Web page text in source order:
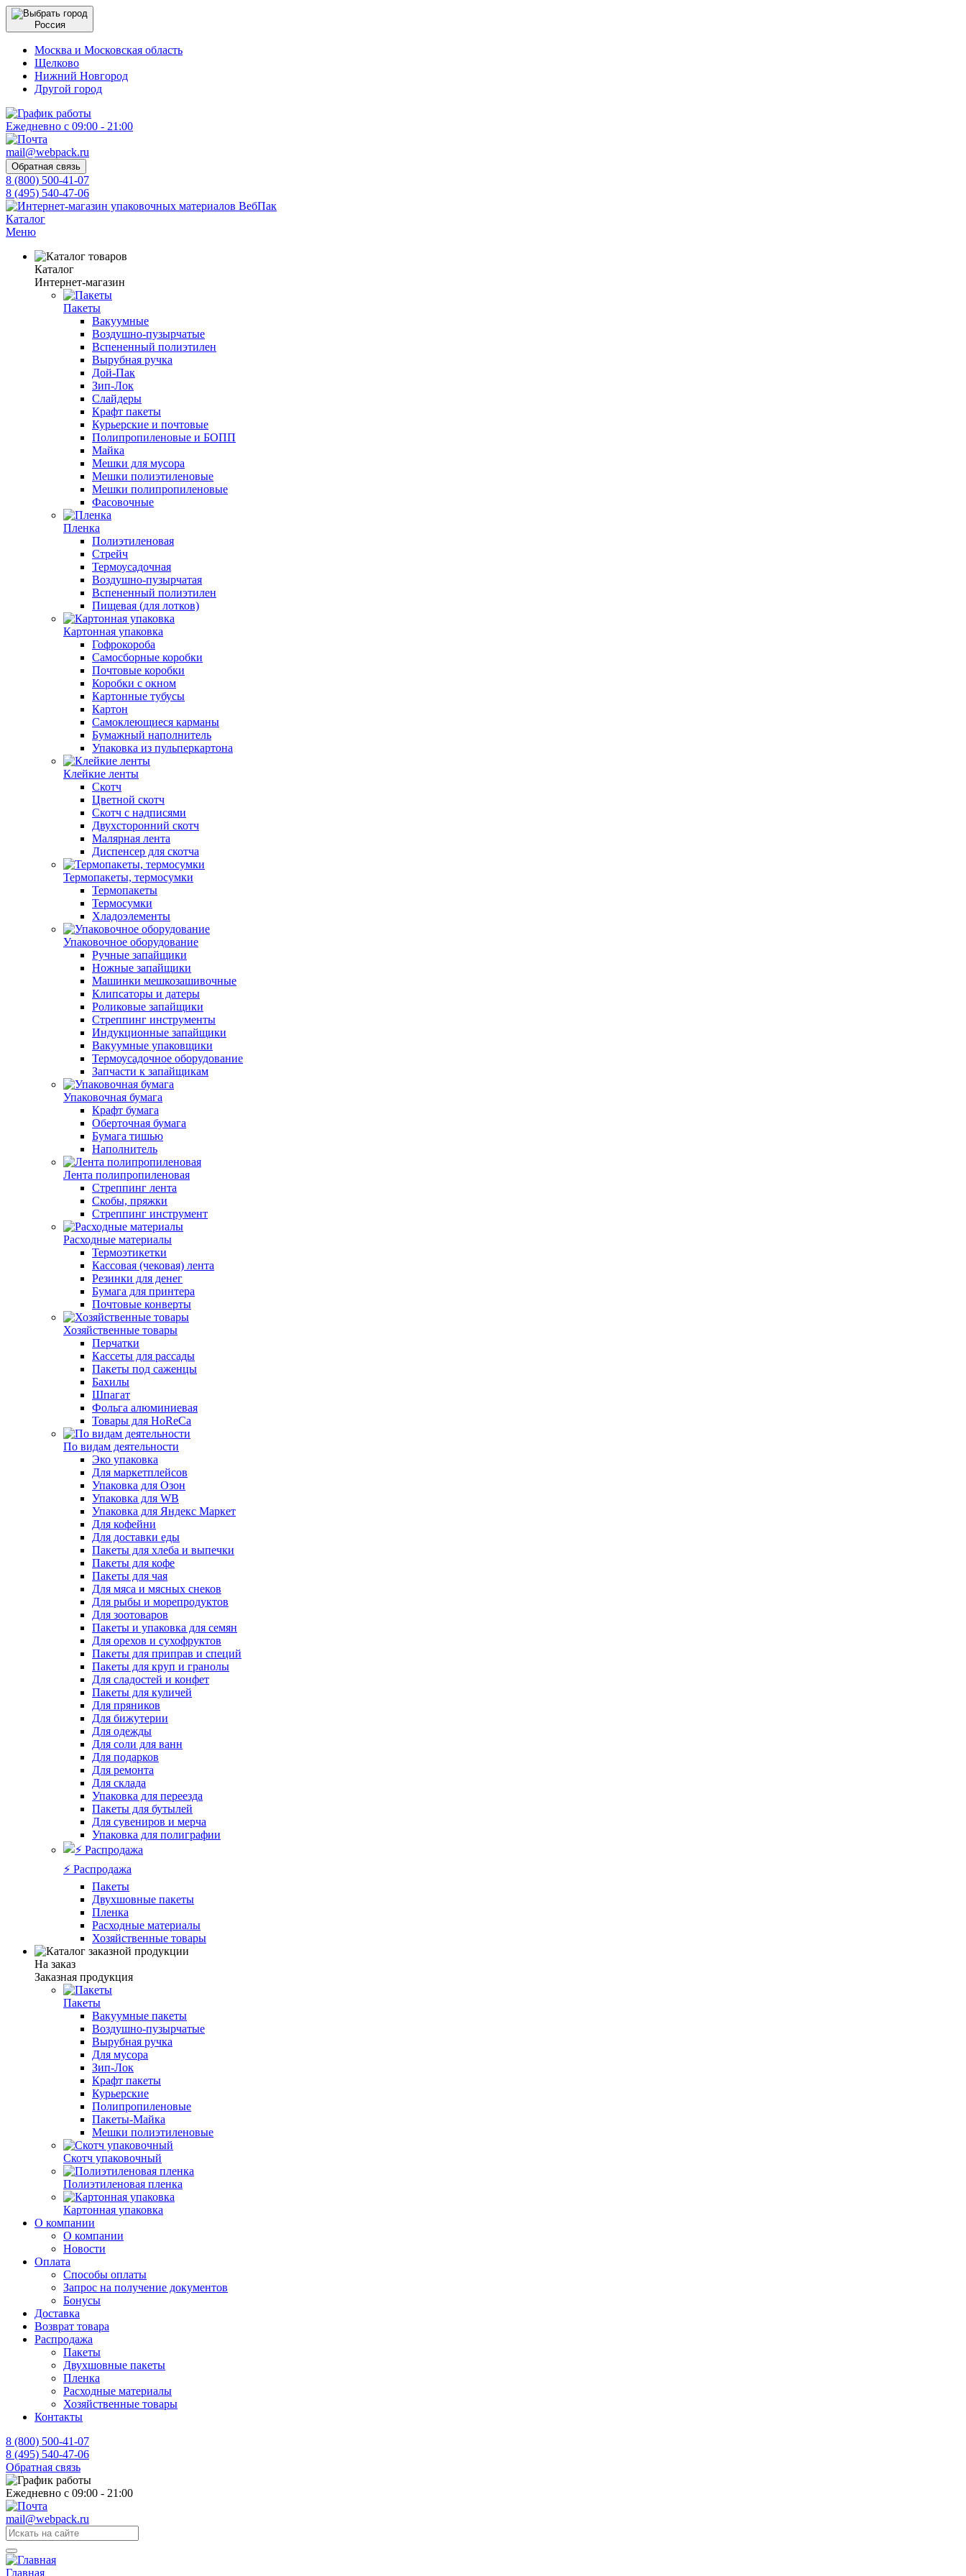
Россия
Москва и Московская область
Щелково
Нижний Новгород
Другой город
Ежедневно с 09:00 - 21:00
mail@webpack.ru
Обратная связь
8 (800) 500-41-07
8 (495) 540-47-06
Каталог
Меню
Каталог
Интернет-магазин
Пакеты
Вакуумные
Воздушно-пузырчатые
Вспененный полиэтилен
Вырубная ручка
Дой-Пак
Зип-Лок
Слайдеры
Крафт пакеты
Курьерские и почтовые
Полипропиленовые и БОПП
Майка
Мешки для мусора
Мешки полиэтиленовые
Мешки полипропиленовые
Фасовочные
Пленка
Полиэтиленовая
Стрейч
Термоусадочная
Воздушно-пузырчатая
Вспененный полиэтилен
Пищевая (для лотков)
Картонная упаковка
Гофрокороба
Самосборные коробки
Почтовые коробки
Коробки с окном
Картонные тубусы
Картон
Самоклеющиеся карманы
Бумажный наполнитель
Упаковка из пульперкартона
Клейкие ленты
Скотч
Цветной скотч
Скотч с надписями
Двухсторонний скотч
Малярная лента
Диспенсер для скотча
Термопакеты, термосумки
Термопакеты
Термосумки
Хладоэлементы
Упаковочное оборудование
Ручные запайщики
Ножные запайщики
Машинки мешкозашивочные
Клипсаторы и датеры
Роликовые запайщики
Стреппинг инструменты
Индукционные запайщики
Вакуумные упаковщики
Термоусадочное оборудование
Запчасти к запайщикам
Упаковочная бумага
Крафт бумага
Оберточная бумага
Бумага тишью
Наполнитель
Лента полипропиленовая
Стреппинг лента
Скобы, пряжки
Стреппинг инструмент
Расходные материалы
Термоэтикетки
Кассовая (чековая) лента
Резинки для денег
Бумага для принтера
Почтовые конверты
Хозяйственные товары
Перчатки
Кассеты для рассады
Пакеты под саженцы
Бахилы
Шпагат
Фольга алюминиевая
Товары для HoReCa
По видам деятельности
Эко упаковка
Для маркетплейсов
Упаковка для Озон
Упаковка для WB
Упаковка для Яндекс Маркет
Для кофейни
Для доставки еды
Пакеты для хлеба и выпечки
Пакеты для кофе
Пакеты для чая
Для мяса и мясных снеков
Для рыбы и морепродуктов
Для зоотоваров
Пакеты и упаковка для семян
Для орехов и сухофруктов
Пакеты для приправ и специй
Пакеты для круп и гранолы
Для сладостей и конфет
Пакеты для куличей
Для пряников
Для бижутерии
Для одежды
Для соли для ванн
Для подарков
Для ремонта
Для склада
Упаковка для переезда
Пакеты для бутылей
Для сувениров и мерча
Упаковка для полиграфии
⚡️ Распродажа
Пакеты
Двухшовные пакеты
Пленка
Расходные материалы
Хозяйственные товары
На заказ
Заказная продукция
Пакеты
Вакуумные пакеты
Воздушно-пузырчатые
Вырубная ручка
Для мусора
Зип-Лок
Крафт пакеты
Курьерские
Полипропиленовые
Пакеты-Майка
Мешки полиэтиленовые
Скотч упаковочный
Полиэтиленовая пленка
Картонная упаковка
О компании
О компании
Новости
Оплата
Способы оплаты
Запрос на получение документов
Бонусы
Доставка
Возврат товара
Распродажа
Пакеты
Двухшовные пакеты
Пленка
Расходные материалы
Хозяйственные товары
Контакты
8 (800) 500-41-07
8 (495) 540-47-06
Обратная связь
Ежедневно с 09:00 - 21:00
mail@webpack.ru
Главная